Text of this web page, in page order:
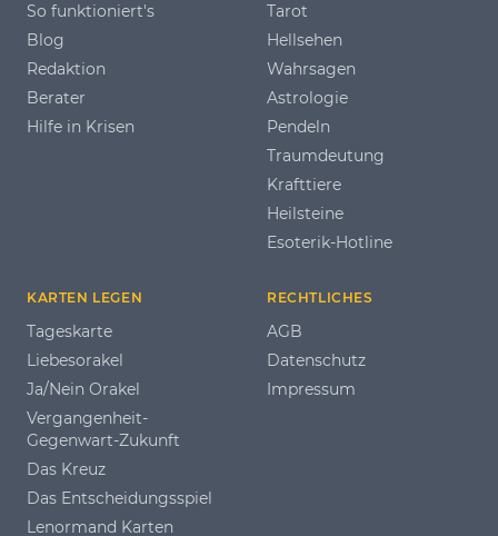
So funktioniert's
Blog
Redaktion
Berater
Hilfe in Krisen
Tarot
Hellsehen
Wahrsagen
Astrologie
Pendeln
Traumdeutung
Krafttiere
Heilsteine
Esoterik-Hotline
KARTEN LEGEN
Tageskarte
Liebesorakel
Ja/Nein Orakel
Vergangenheit-
Gegenwart-Zukunft
Das Kreuz
Das Entscheidungsspiel
Lenormand Karten
RECHTLICHES
AGB
Datenschutz
Impressum